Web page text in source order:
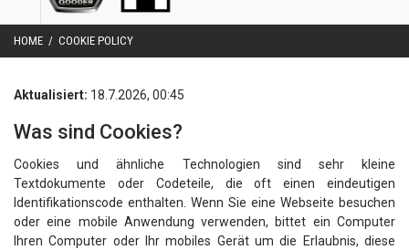
HOME / COOKIE POLICY
Aktualisiert: 18.7.2026, 00:45
Was sind Cookies?
Cookies und ähnliche Technologien sind sehr kleine
Textdokumente oder Codeteile, die oft einen eindeutigen
Identifikationscode enthalten. Wenn Sie eine Webseite besuchen
oder eine mobile Anwendung verwenden, bittet ein Computer
Ihren Computer oder Ihr mobiles Gerät um die Erlaubnis, diese